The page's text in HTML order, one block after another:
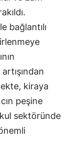
Manisa
bağlantılı
kiraya
peşine
sektöründe